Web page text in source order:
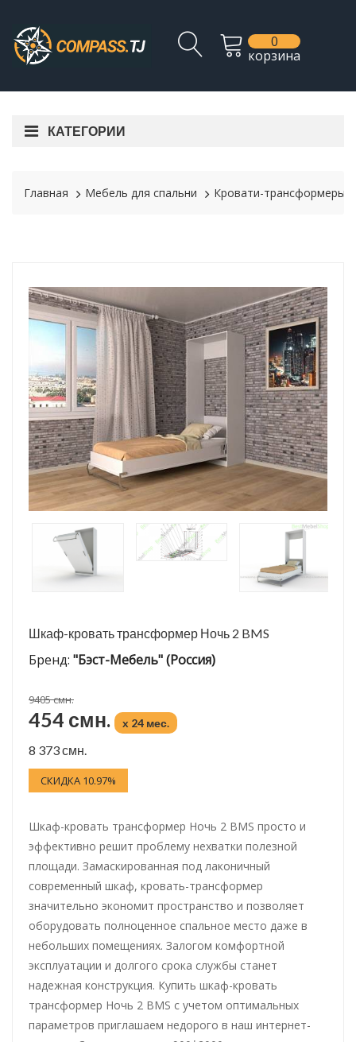
0
корзина
КАТЕГОРИИ
Главная Мебель для спальни Кровати-трансформеры
Шкаф-кровать трансформер Ночь 2 BMS
Бренд: "Бэст-Мебель" (Россия)
9405 смн.
454 смн. x 24 мес.
8 373 смн.
СКИДКА 10.97%
Шкаф-кровать трансформер Ночь 2 BMS просто и
эффективно решит проблему нехватки полезной
площади. Замаскированная под лаконичный
современный шкаф, кровать-трансформер
значительно экономит пространство и позволяет
оборудовать полноценное спальное место даже в
небольших помещениях. Залогом комфортной
эксплуатации и долгого срока службы станет
надежная конструкция. Купить шкаф-кровать
трансформер Ночь 2 BMS с учетом оптимальных
параметров приглашаем недорого в наш интернет-